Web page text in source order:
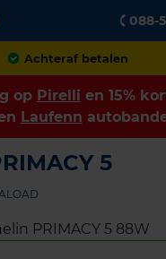
088-
Klanten geven ons een
op Pirelli en 15%
Laufenn
5